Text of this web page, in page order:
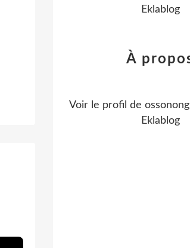
Eklablog
À
Voir le profil de ossonong
Eklablog